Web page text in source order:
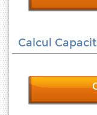
Calcul